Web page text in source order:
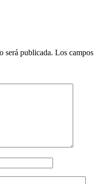
será publicada. Los campos